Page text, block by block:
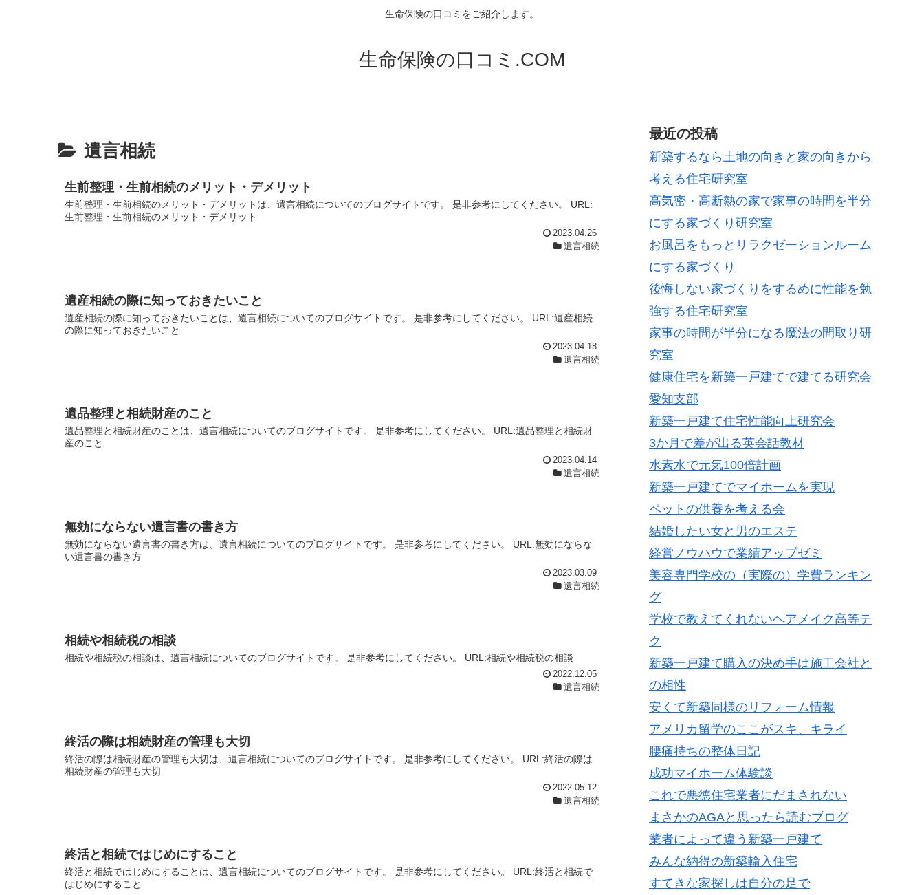
生命保険の口コミをご紹介します。
生命保険の口コミ.COM
遺言相続
生前整理・生前相続のメリット・デメリット
生前整理・生前相続のメリット・デメリットは、遺言相続についてのブログサイトです。 是非参考にしてください。 URL:
生前整理・生前相続のメリット・デメリット
2023.04.26
遺言相続
遺産相続の際に知っておきたいこと
遺産相続の際に知っておきたいことは、遺言相続についてのブログサイトです。 是非参考にしてください。 URL:遺産相続
の際に知っておきたいこと
2023.04.18
遺言相続
遺品整理と相続財産のこと
遺品整理と相続財産のことは、遺言相続についてのブログサイトです。 是非参考にしてください。 URL:遺品整理と相続財
産のこと
2023.04.14
遺言相続
無効にならない遺言書の書き方
無効にならない遺言書の書き方は、遺言相続についてのブログサイトです。 是非参考にしてください。 URL:無効にならな
い遺言書の書き方
2023.03.09
遺言相続
相続や相続税の相談
相続や相続税の相談は、遺言相続についてのブログサイトです。 是非参考にしてください。 URL:相続や相続税の相談
2022.12.05
遺言相続
終活の際は相続財産の管理も大切
終活の際は相続財産の管理も大切は、遺言相続についてのブログサイトです。 是非参考にしてください。 URL:終活の際は
相続財産の管理も大切
2022.05.12
遺言相続
終活と相続ではじめにすること
終活と相続ではじめにすることは、遺言相続についてのブログサイトです。 是非参考にしてください。 URL:終活と相続で
はじめにすること
最近の投稿
新築するなら土地の向きと家の向きから
考える住宅研究室
高気密・高断熱の家で家事の時間を半分
にする家づくり研究室
お風呂をもっとリラクゼーションルーム
にする家づくり
後悔しない家づくりをするめに性能を勉
強する住宅研究室
家事の時間が半分になる魔法の間取り研
究室
健康住宅を新築一戸建てで建てる研究会
愛知支部
新築一戸建て住宅性能向上研究会
3か月で差が出る英会話教材
水素水で元気100倍計画
新築一戸建てでマイホームを実現
ペットの供養を考える会
結婚したい女と男のエステ
経営ノウハウで業績アップゼミ
美容専門学校の（実際の）学費ランキン
グ
学校で教えてくれないヘアメイク高等テ
ク
新築一戸建て購入の決め手は施工会社と
の相性
安くて新築同様のリフォーム情報
アメリカ留学のここがスキ、キライ
腰痛持ちの整体日記
成功マイホーム体験談
これで悪徳住宅業者にだまされない
まさかのAGAと思ったら読むブログ
業者によって違う新築一戸建て
みんな納得の新築輸入住宅
すてきな家探しは自分の足で